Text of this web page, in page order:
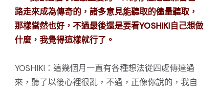
路走來成為傳奇的，諸多意見能聽取的儘量聽取，
那樣當然也好，不過最後還是要看YOSHIKI自己想做
什麼，我覺得這樣就行了。
YOSHIKI：這幾個月一直有各種想法從四處傳達過
來，聽了以後心裡很亂，不過，正像你說的，我自